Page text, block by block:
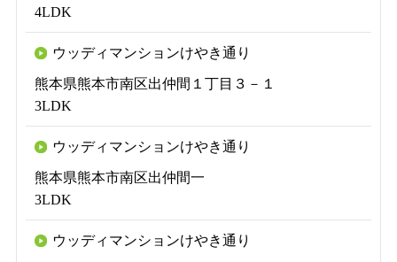
4LDK
ウッディマンションけやき通り
熊本県熊本市南区出仲間１丁目３－１
3LDK
ウッディマンションけやき通り
熊本県熊本市南区出仲間一
3LDK
ウッディマンションけやき通り